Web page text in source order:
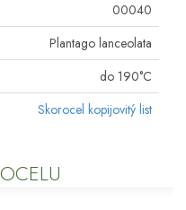
00040
Plantago lanceolata
do 190°C
Skorocel kopijovitý list